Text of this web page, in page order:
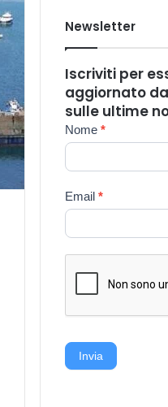
Newsletter
Iscriviti per
aggiornato
sulle ultime
Newsletter
Nome*
Email*
Invia